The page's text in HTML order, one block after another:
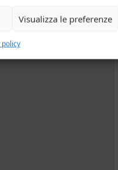
Visualizza le preferenze
policy